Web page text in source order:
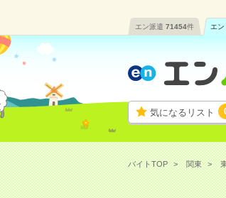
エン派遣 71454件 エン
気になるリスト
バイトTOP 関東